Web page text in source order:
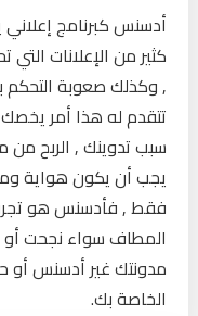
أدسنس كبرنامج إعلاني
كثير من الإعلانات
, وكذلك صعوبة التحكم
تتقدم له هذا أمر
سبب تدوينك , الربح من
يجب أن يكون هواية
فقط , فأدسنس هو
المطاف سواء نجحت أو
مدونتك غير أدسنس أو
الخاصة بك.